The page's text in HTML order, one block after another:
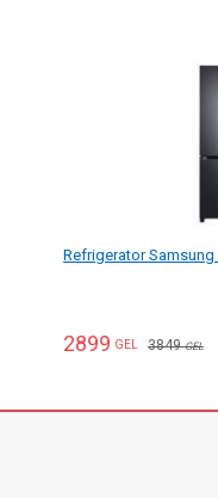
Refrigerator Samsung
2899 GEL 3849GEL